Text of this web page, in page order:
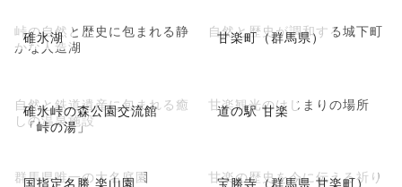
碓氷湖
峠の自然と歴史に包まれる静
かな人造湖
甘楽町（群馬県）
自然と歴史が調和する城下町
碓氷峠の森公園交流館
「峠の湯」
自然と鉄道遺産に包まれる癒
しの温泉施設
道の駅 甘楽
甘楽観光のはじまりの場所
国指定名勝 楽山園
群馬県唯一の大名庭園 宝勝寺（群馬県 甘楽町）
甘楽の歴史を今に伝える祈り